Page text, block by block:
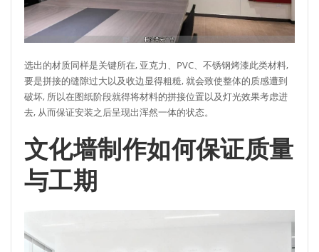
选出的材质同样是关键所在, 亚克力、PVC、不锈钢烤漆此类材料,
要是拼接的缝隙过大以及收边显得粗糙, 就会致使整体的质感遭到
破坏, 所以在图纸阶段就得将材料的拼接位置以及灯光效果考虑进
去, 从而保证安装之后呈现出浑然一体的状态。
文化墙制作如何保证质量
与工期